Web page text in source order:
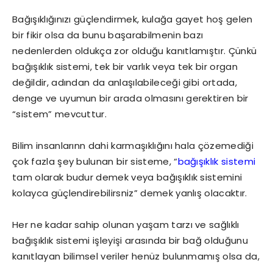
Bağışıklığınızı güçlendirmek, kulağa gayet hoş gelen
bir fikir olsa da bunu başarabilmenin bazı
nedenlerden oldukça zor olduğu kanıtlamıştır. Çünkü
bağışıklık sistemi, tek bir varlık veya tek bir organ
değildir, adından da anlaşılabileceği gibi ortada,
denge ve uyumun bir arada olmasını gerektiren bir
“sistem” mevcuttur.
Bilim insanlarınn dahi karmaşıklığını hala çözemediği
çok fazla şey bulunan bir sisteme, “bağışıklık sistemi
tam olarak budur demek veya bağışıklık sistemini
kolayca güçlendirebilirsniz” demek yanlış olacaktır.
Her ne kadar sahip olunan yaşam tarzı ve sağlıklı
bağışıklık sistemi işleyişi arasında bir bağ olduğunu
kanıtlayan bilimsel veriler henüz bulunmamış olsa da,